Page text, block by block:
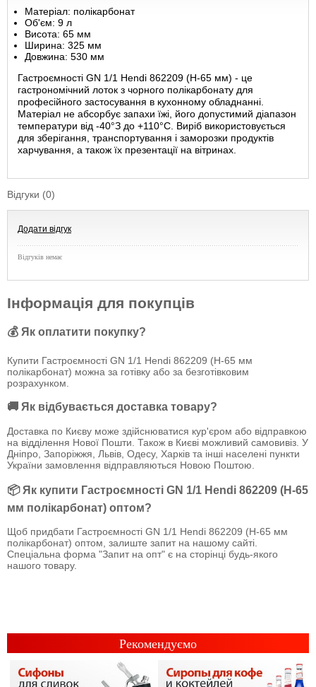
Матеріал: полікарбонат
Об'єм: 9 л
Висота: 65 мм
Ширина: 325 мм
Довжина: 530 мм
Гастроємності GN 1/1 Hendi 862209 (Н-65 мм) - це
гастрономічний лоток з чорного полікарбонату для
професійного застосування в кухонному обладнанні.
Матеріал не абсорбує запахи їжі, його допустимий діапазон
температури від -40°З до +110°С. Виріб використовується
для зберігання, транспортування і заморозки продуктів
харчування, а також їх презентації на вітринах.
Відгуки (0)
Додати відгук
Відгуків немає
Інформація для покупців
💰 Як оплатити покупку?
Купити Гастроємності GN 1/1 Hendi 862209 (Н-65 мм
полікарбонат) можна за готівку або за безготівковим
розрахунком.
🚚 Як відбувається доставка товару?
Доставка по Києву може здійснюватися кур'єром або відправкою
на відділення Нової Пошти. Також в Києві можливий самовивіз. У
Дніпро, Запоріжжя, Львів, Одесу, Харків та інші населені пункти
України замовлення відправляються Новою Поштою.
📦 Як купити Гастроємності GN 1/1 Hendi 862209 (Н-65
мм полікарбонат) оптом?
Щоб придбати Гастроємності GN 1/1 Hendi 862209 (Н-65 мм
полікарбонат) оптом, залиште запит на нашому сайті.
Спеціальна форма "Запит на опт" є на сторінці будь-якого
нашого товару.
Рекомендуємо